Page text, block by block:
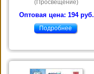
(Просвещение)
Оптовая цена: 194 руб.
Подробнее